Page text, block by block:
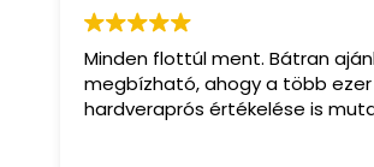
Minden flottúl ment. Bátran
megbízható, ahogy a több
hardveraprós értékelése is